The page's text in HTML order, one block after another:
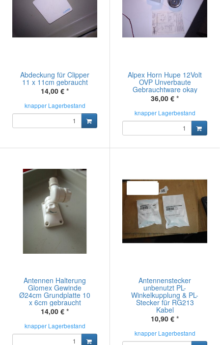
Abdeckung für Clipper
11 x 11cm gebraucht
14,00 € *
knapper Lagerbestand
Alpex Horn Hupe 12Volt
OVP Unverbaute
Gebrauchtware okay
36,00 € *
knapper Lagerbestand
Antennen Halterung
Glomex Gewinde
Ø24cm Grundplatte 10
x 6cm gebraucht
14,00 € *
knapper Lagerbestand
Antennenstecker
unbenutzt PL-
Winkelkupplung & PL-
Stecker für RG213
Kabel
10,90 € *
knapper Lagerbestand